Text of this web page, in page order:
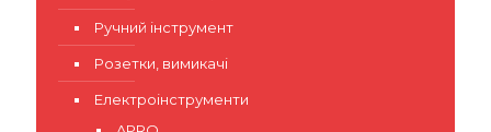
Ручний інструмент
Розетки, вимикачі
Електроінструменти